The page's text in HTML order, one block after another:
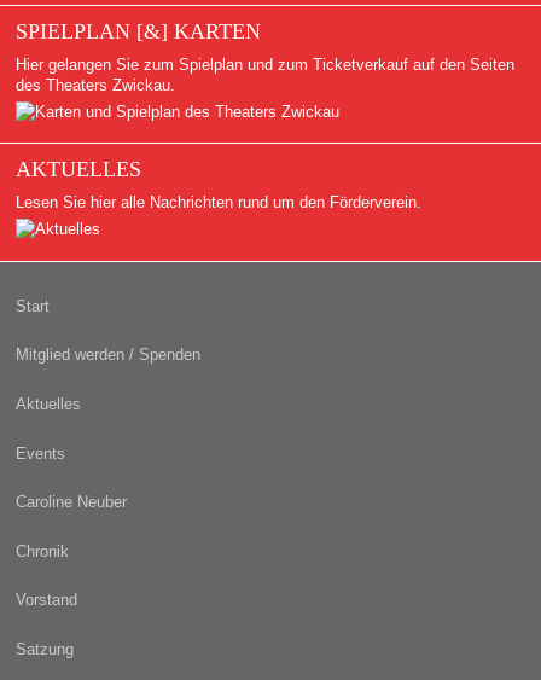
SPIELPLAN [&] KARTEN
Hier gelangen Sie zum Spielplan und zum Ticketverkauf auf den Seiten
des Theaters Zwickau.
AKTUELLES
Lesen Sie hier alle Nachrichten rund um den Förderverein.
Start
Mitglied werden / Spenden
Aktuelles
Events
Caroline Neuber
Chronik
Vorstand
Satzung